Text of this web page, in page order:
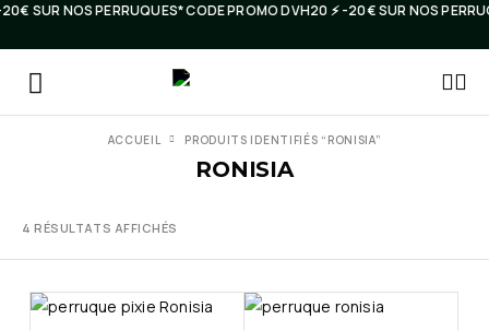
NOS PERRUQUES* CODE PROMO DVH20 ⚡️ -20€ SUR NOS
4 RÉSULTATS AFFICHÉS
RONISIA
ACCUEIL PRODUITS IDENTIFIÉS “RONISIA”